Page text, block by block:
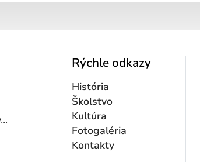
Text vašej správy...
Rýchle odkazy
História
Školstvo
Kultúra
Fotogaléria
Kontakty